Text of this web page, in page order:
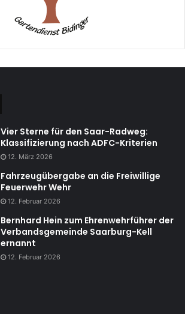
Vier Sterne für den Saar-Radweg:
Klassifizierung nach ADFC-Kriterien
12. März 2026
Fahrzeugübergabe an die Freiwillige
Feuerwehr Wehr
12. Februar 2026
Bernhard Hein zum Ehrenwehrführer der
Verbandsgemeinde Saarburg-Kell
ernannt
12. Februar 2026